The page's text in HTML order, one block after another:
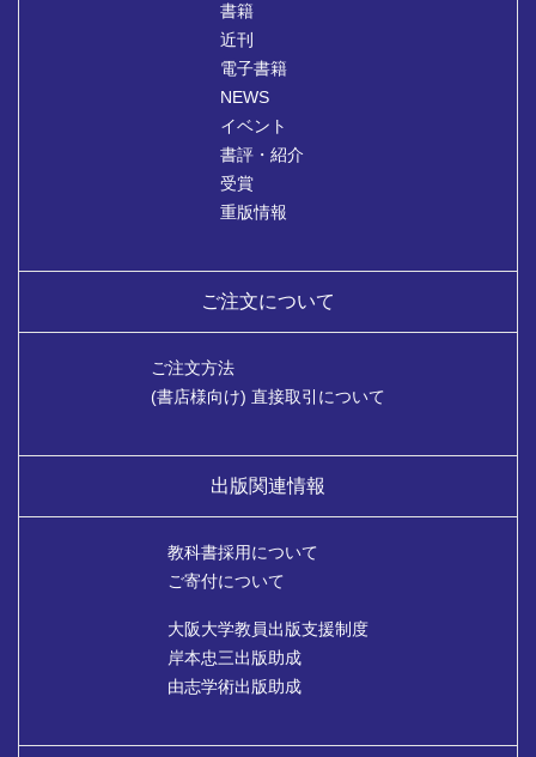
書籍
近刊
電子書籍
NEWS
イベント
書評・紹介
受賞
重版情報
ご注文について
ご注文方法
(書店様向け) 直接取引について
出版関連情報
教科書採用について
ご寄付について
大阪大学教員出版支援制度
岸本忠三出版助成
由志学術出版助成